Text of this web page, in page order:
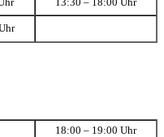
13:30 – 18:00 Uhr
18:00 – 19:00 Uhr